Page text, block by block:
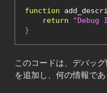
function
return
"Debug
}
このコードは、デバッ
を追加し、何の情報であ